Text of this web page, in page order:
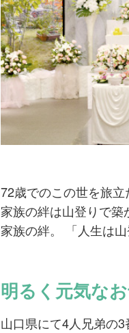
72歳でのこの世を旅
家族の絆は山登りで
家族の絆。 「人生は
明るく元気な
山口県にて4人兄弟の3